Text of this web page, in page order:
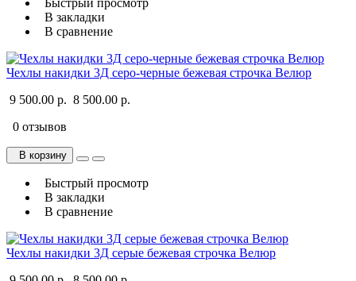
В закладки
В сравнение
Чехлы накидки 3Д серо-черные бежевая строчка Велюр
9 500.00 р. 8 500.00 р.
0 отзывов
В корзину
Быстрый просмотр
В закладки
В сравнение
Чехлы накидки 3Д серые бежевая строчка Велюр